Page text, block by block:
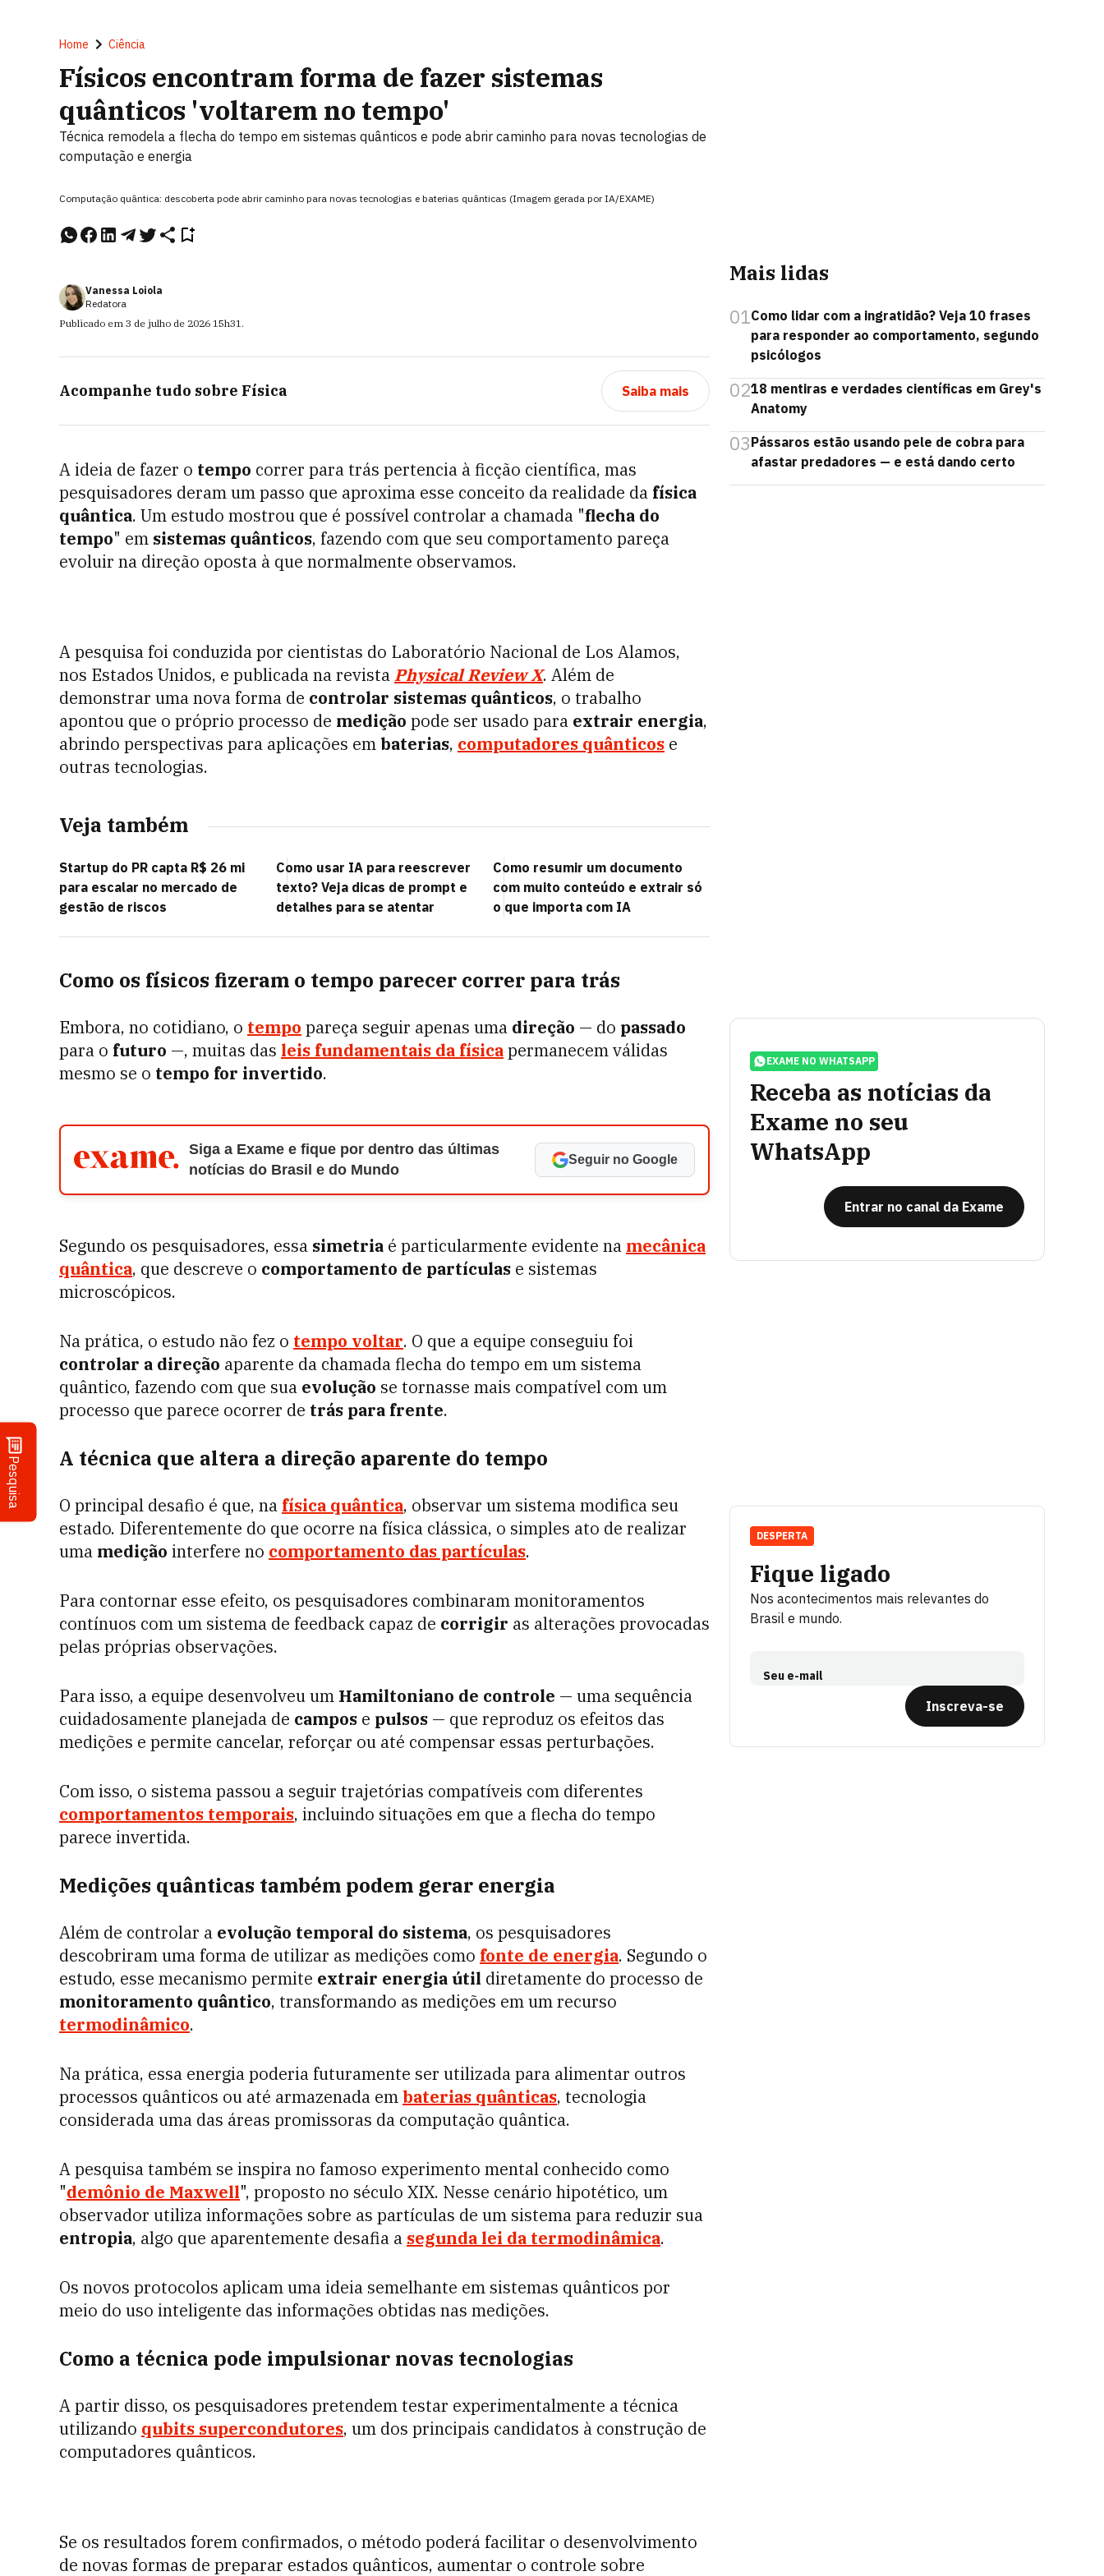
Pesquisa
Home Ciência
Físicos encontram forma de fazer sistemas
quânticos 'voltarem no tempo'
Técnica remodela a flecha do tempo em sistemas quânticos e pode abrir caminho para novas tecnologias de
computação e energia
Computação quântica: descoberta pode abrir caminho para novas tecnologias e baterias quânticas (Imagem gerada por IA/EXAME)
Vanessa Loiola
Redatora
Publicado em 3 de julho de 2026 15h31.
Acompanhe tudo sobre Física Saiba mais
A ideia de fazer o tempo correr para trás pertencia à ficção científica, mas
pesquisadores deram um passo que aproxima esse conceito da realidade da física
quântica. Um estudo mostrou que é possível controlar a chamada "flecha do
tempo" em sistemas quânticos, fazendo com que seu comportamento pareça
evoluir na direção oposta à que normalmente observamos.
A pesquisa foi conduzida por cientistas do Laboratório Nacional de Los Alamos,
nos Estados Unidos, e publicada na revista Physical Review X. Além de
demonstrar uma nova forma de controlar sistemas quânticos, o trabalho
apontou que o próprio processo de medição pode ser usado para extrair energia,
abrindo perspectivas para aplicações embaterias, computadores quânticos e
outras tecnologias.
Veja também
Startup do PR capta R$ 26 mi
para escalar no mercado de
gestão de riscos
Como usar IA para reescrever
texto? Veja dicas de prompt e
detalhes para se atentar
Como resumir um documento
com muito conteúdo e extrair só
o que importa com IA
Como os físicos fizeram o tempo parecer correr para trás
Embora, no cotidiano, o tempo pareça seguir apenas uma direção — do passado
para o futuro —, muitas das leis fundamentais da físicapermanecem válidas
mesmo se o tempo for invertido.
Siga a Exame e fique por dentro das últimas
notícias do Brasil e do Mundo
Seguir no Google
Segundo os pesquisadores, essa simetria é particularmente evidente na mecânica
quântica, que descreve o comportamento de partículas e sistemas
microscópicos.
Na prática, o estudo não fez o tempo voltar. O que a equipe conseguiu foi
controlar a direção aparente da chamada flecha do tempo em um sistema
quântico, fazendo com que sua evolução se tornasse mais compatível com um
processo que parece ocorrer de trás para frente.
A técnica que altera a direção aparente do tempo
O principal desafio é que, na física quântica, observar um sistema modifica seu
estado. Diferentemente do que ocorre na física clássica, o simples ato de realizar
uma medição interfere no comportamento das partículas.
Para contornar esse efeito, os pesquisadores combinaram monitoramentos
contínuos com um sistema de feedback capaz de corrigir as alterações provocadas
pelas próprias observações.
Para isso, a equipe desenvolveu um Hamiltoniano de controle — uma sequência
cuidadosamente planejada de campos e pulsos — que reproduz os efeitos das
medições e permite cancelar, reforçar ou até compensar essas perturbações.
Com isso, o sistema passou a seguir trajetórias compatíveis com diferentes
comportamentos temporais, incluindo situações em que a flecha do tempo
parece invertida.
Medições quânticas também podem gerar energia
Além de controlar a evolução temporal do sistema, os pesquisadores
descobriram uma forma de utilizar as medições como fonte de energia. Segundo o
estudo, esse mecanismo permite extrair energia útil diretamente do processo de
monitoramento quântico, transformando as medições em um recurso
termodinâmico.
Na prática, essa energia poderia futuramente ser utilizada para alimentar outros
processos quânticos ou até armazenada embaterias quânticas, tecnologia
considerada uma das áreas promissoras da computação quântica.
A pesquisa também se inspira no famoso experimento mental conhecido como
"demônio de Maxwell", proposto no século XIX. Nesse cenário hipotético, um
observador utiliza informações sobre as partículas de um sistema para reduzir sua
entropia, algo que aparentemente desafia a segunda lei da termodinâmica.
Os novos protocolos aplicam uma ideia semelhante em sistemas quânticos por
meio do uso inteligente das informações obtidas nas medições.
Como a técnica pode impulsionar novas tecnologias
A partir disso, os pesquisadores pretendem testar experimentalmente a técnica
utilizando qubits supercondutores, um dos principais candidatos à construção de
computadores quânticos.
Se os resultados forem confirmados, o método poderá facilitar o desenvolvimento
de novas formas de preparar estados quânticos, aumentar o controle sobre
Mais lidas
01Como lidar com a ingratidão? Veja 10 frases
para responder ao comportamento, segundo
psicólogos
0218 mentiras e verdades científicas em Grey's
Anatomy
03Pássaros estão usando pele de cobra para
afastar predadores — e está dando certo
EXAME NO WHATSAPP
Receba as notícias da
Exame no seu
WhatsApp
Entrar no canal da Exame
Fique ligado
Nos acontecimentos mais relevantes do
Brasil e mundo.
Seu e-mail
Inscreva-se
DESPERTA